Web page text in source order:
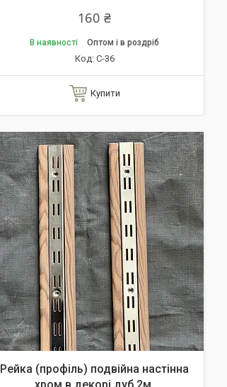
160 ₴
В наявності Оптом і в роздріб
С-36
Купити
Рейка (профіль) подвійна настінна